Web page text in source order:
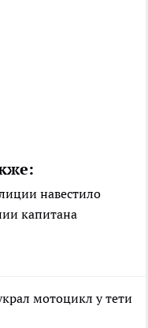
навестило
капитана
мотоцикл у тети